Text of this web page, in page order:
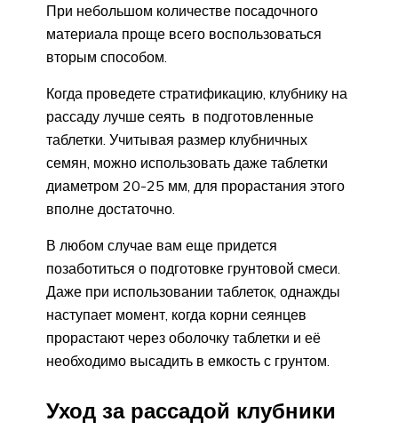
При небольшом количестве посадочного
материала проще всего воспользоваться
вторым способом.
Когда проведете стратификацию, клубнику на
рассаду лучше сеять в подготовленные
таблетки. Учитывая размер клубничных
семян, можно использовать даже таблетки
диаметром 20-25 мм, для прорастания этого
вполне достаточно.
В любом случае вам еще придется
позаботиться о подготовке грунтовой смеси.
Даже при использовании таблеток, однажды
наступает момент, когда корни сеянцев
прорастают через оболочку таблетки и её
необходимо высадить в емкость с грунтом.
Уход за рассадой клубники